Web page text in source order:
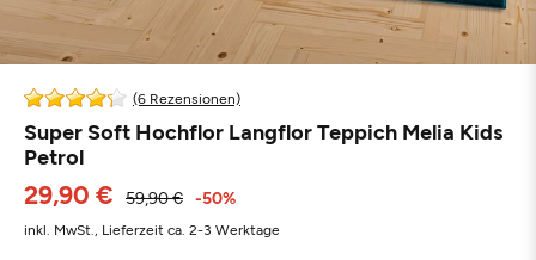
(6 Rezensionen)
Super Soft Hochflor Langflor Teppich Melia Kids
Petrol
29,90 € 59,90 € -50%
inkl. MwSt., Lieferzeit ca. 2-3 Werktage